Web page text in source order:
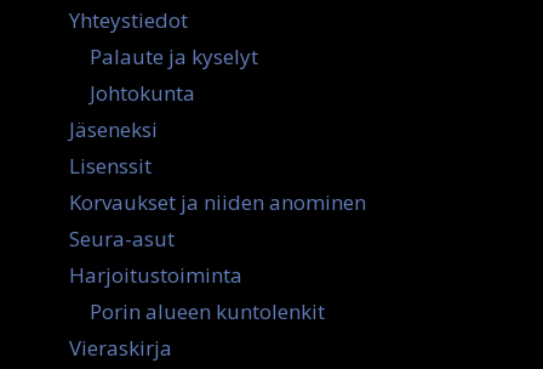
Yhteystiedot
Palaute ja kyselyt
Johtokunta
Jäseneksi
Lisenssit
Korvaukset ja niiden anominen
Seura-asut
Harjoitustoiminta
Porin alueen kuntolenkit
Vieraskirja